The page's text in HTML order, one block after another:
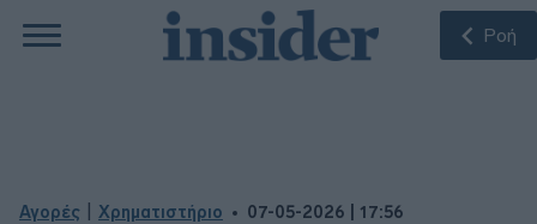
Ροή
Αγορές Χρηματιστήριο 07-05-2026 | 17:56